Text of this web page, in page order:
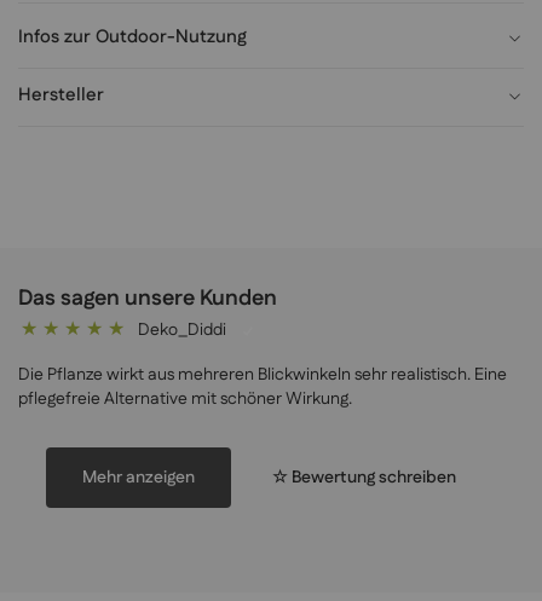
Infos zur Outdoor-Nutzung
Hersteller
Das sagen unsere Kunden
Deko_Diddi
Die Pflanze wirkt aus mehreren Blickwinkeln sehr realistisch. Eine
pflegefreie Alternative mit schöner Wirkung.
Mehr anzeigen ☆ Bewertung schreiben